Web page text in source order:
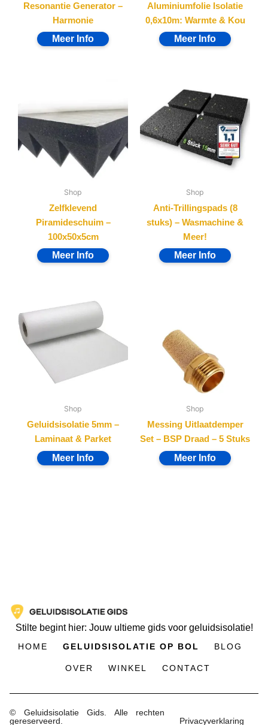
Resonantie Generator –
Harmonie
Aluminiumfolie Isolatie
0,6x10m: Warmte & Kou
Shop
Zelfklevend
Piramideschuim –
100x50x5cm
Shop
Anti-Trillingspads (8
stuks) – Wasmachine &
Meer!
Shop
Geluidsisolatie 5mm –
Laminaat & Parket
Shop
Messing Uitlaatdemper
Set – BSP Draad – 5 Stuks
Stilte begint hier: Jouw ultieme gids voor geluidsisolatie!
HOME GELUIDSISOLATIE OP BOL BLOG
OVER WINKEL CONTACT
© Geluidsisolatie Gids. Alle rechten
gereserveerd.
Privacyverklaring